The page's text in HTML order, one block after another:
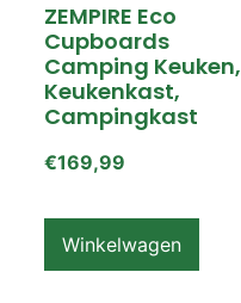
ZEMPIRE Eco
Cupboards
Camping Keuken,
Keukenkast,
Campingkast
€169,99
Winkelwagen